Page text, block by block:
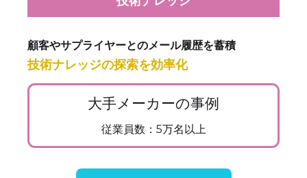
顧客やサプライヤーとのメール履歴を蓄積
技術ナレッジの探索を効率化
大手メーカーの事例
従業員数：5万名以上